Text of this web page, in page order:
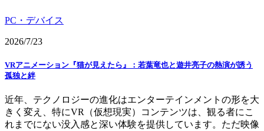
PC・デバイス
2026/7/23
VRアニメーション『猫が見えたら』：若葉竜也と遊井亮子の熱演が誘う
孤独と絆
近年、テクノロジーの進化はエンターテインメントの形を大
きく変え、特にVR（仮想現実）コンテンツは、観る者にこ
れまでにない没入感と深い体験を提供しています。ただ映像